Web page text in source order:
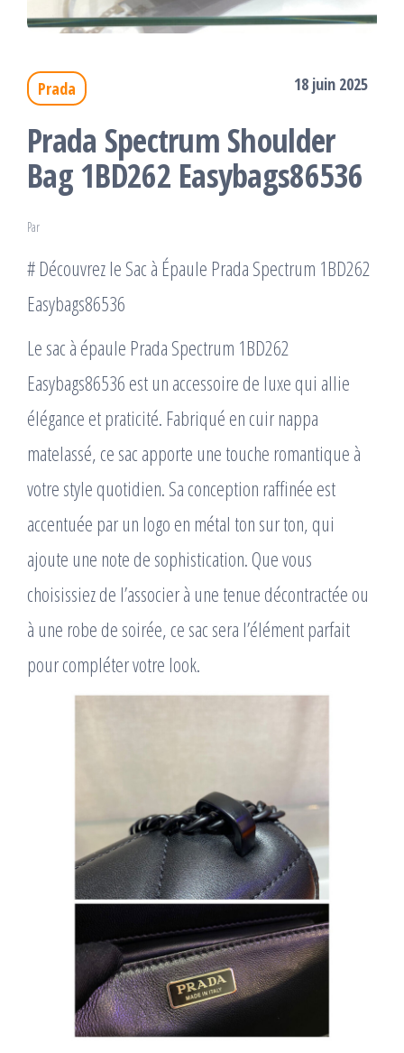
Prada 18 juin 2025
Prada Spectrum Shoulder
Bag 1BD262 Easybags86536
Par
# Découvrez le Sac à Épaule Prada Spectrum 1BD262
Easybags86536
Le sac à épaule Prada Spectrum 1BD262
Easybags86536 est un accessoire de luxe qui allie
élégance et praticité. Fabriqué en cuir nappa
matelassé, ce sac apporte une touche romantique à
votre style quotidien. Sa conception raffinée est
accentuée par un logo en métal ton sur ton, qui
ajoute une note de sophistication. Que vous
choisissiez de l’associer à une tenue décontractée ou
à une robe de soirée, ce sac sera l’élément parfait
pour compléter votre look.